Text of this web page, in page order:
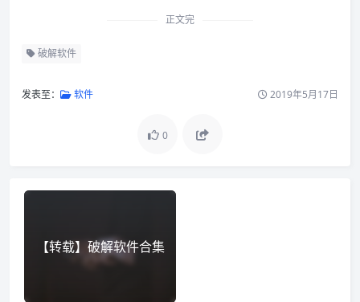
正文完
破解软件
发表至： 软件 2019年5月17日
0
【转载】破解软件合集